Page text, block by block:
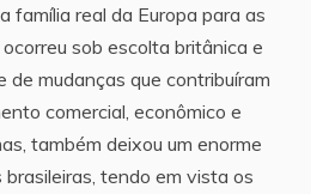
família real da Europa para as
sob escolta britânica e
de mudanças que contribuíram
comercial, econômico e
também deixou um enorme
tendo em vista os